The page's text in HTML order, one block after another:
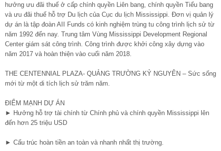
hưởng ưu đãi thuế ở cấp chính quyền Liên bang, chính quyền Tiểu bang
và ưu đãi thuế hỗ trợ Du lịch của Cục du lịch Mississippi. Đơn vị quản lý
dự án là tập đoàn AII Funds có kinh nghiệm trùng tu công trình lịch sử từ
năm 1992 đến nay. Trung tâm Vùng Mississippi Development Regional
Center giám sát công trình. Công trình được khởi công xây dựng vào
năm 2017 và hoàn thiện vào cuối năm 2018.
THE CENTENNIAL PLAZA- QUẢNG TRƯỜNG KỶ NGUYÊN – Sức sống
mới từ một di tích lịch sử trăm năm.
ĐIỂM MẠNH DỰ ÁN
► Hưởng hỗ trợ tài chính từ Chính phủ và chính quyền Mississippi lên
đến hơn 25 triệu USD
► Cấu trúc hoàn tiền an toàn và nhanh nhất thị trường.